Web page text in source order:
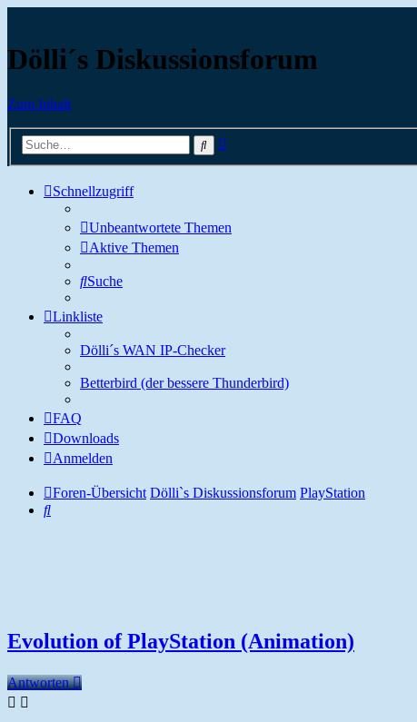
Dölli´s Diskussionsforum
Zum Inhalt
Suche
Schnellzugriff
Unbeantwortete Themen
Aktive Themen
Suche
Linkliste
Dölli´s WAN IP-Checker
Betterbird (der bessere Thunderbird)
FAQ
Downloads
Anmelden
Foren-Übersicht Dölli`s Diskussionsforum PlayStation
Suche
Evolution of PlayStation (Animation)
Antworten